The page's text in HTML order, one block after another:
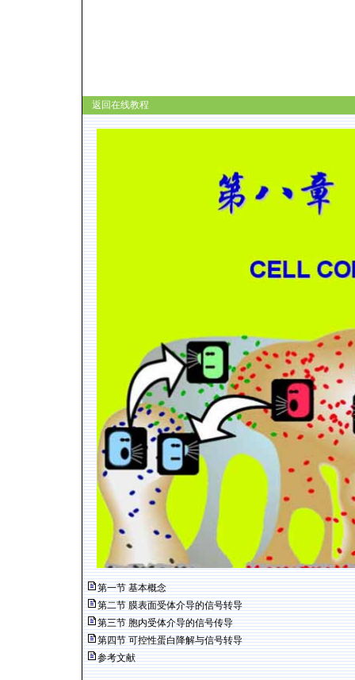
返回在线教程
第一节 基本概念
第二节 膜表面受体介导的信号转导
第三节 胞内受体介导的信号传导
第四节 可控性蛋白降解与信号转导
参考文献